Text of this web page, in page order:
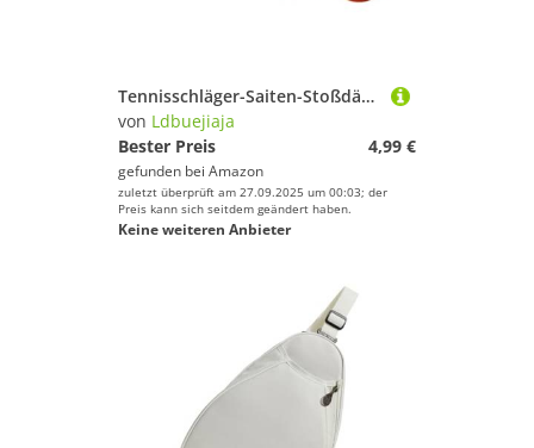
Tennisschläger-Saiten-Stoßdämpfer für Tennisschläger und Saitentennisschläger Vibrationsdämpfer Schläger Dämpfer
von Ldbuejiaja
Bester Preis
4,99 €
gefunden bei Amazon
zuletzt überprüft am 27.09.2025 um 00:03; der
Preis kann sich seitdem geändert haben.
Keine weiteren Anbieter